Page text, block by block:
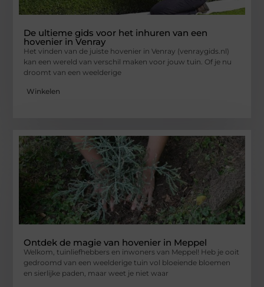
De ultieme gids voor het inhuren van een
hovenier in Venray
Het vinden van de juiste hovenier in Venray (venraygids.nl)
kan een wereld van verschil maken voor jouw tuin. Of je nu
droomt van een weelderige
Winkelen
Ontdek de magie van hovenier in Meppel
Welkom, tuinliefhebbers en inwoners van Meppel! Heb je ooit
gedroomd van een weelderige tuin vol bloeiende bloemen
en sierlijke paden, maar weet je niet waar